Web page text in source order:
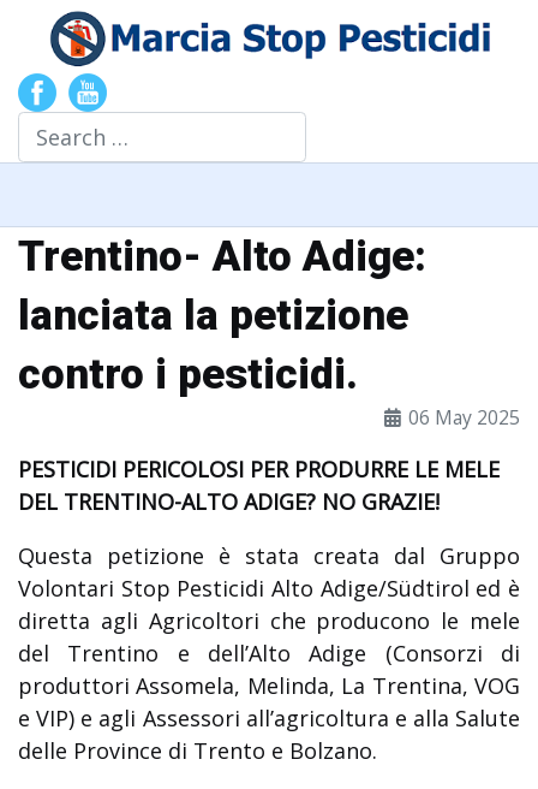
Search
Trentino- Alto Adige:
lanciata la petizione
contro i pesticidi.
06 May 2025
PESTICIDI PERICOLOSI PER PRODURRE LE MELE
DEL TRENTINO-ALTO ADIGE? NO GRAZIE!
Questa petizione è stata creata dal Gruppo
Volontari Stop Pesticidi Alto Adige/Südtirol ed è
diretta agli Agricoltori che producono le mele
del Trentino e dell’Alto Adige (Consorzi di
produttori Assomela, Melinda, La Trentina, VOG
e VIP) e agli Assessori all’agricoltura e alla Salute
delle Province di Trento e Bolzano.